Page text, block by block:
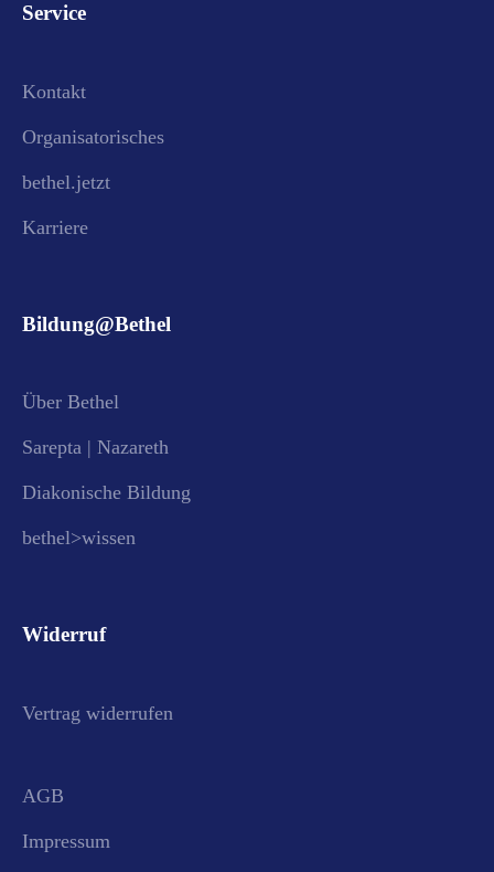
Service
Kontakt
Organisatorisches
bethel.jetzt
Karriere
Bildung@Bethel
Über Bethel
Sarepta | Nazareth
Diakonische Bildung
bethel>wissen
Widerruf
Vertrag widerrufen
AGB
Impressum